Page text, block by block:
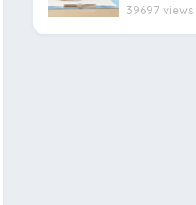
39697 views